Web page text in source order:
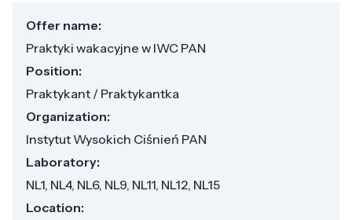
Offer name:
Praktyki wakacyjne w IWC PAN
Position:
Praktykant / Praktykantka
Organization:
Instytut Wysokich Ciśnień PAN
Laboratory:
NL1, NL4, NL6, NL9, NL11, NL12, NL15
Location: